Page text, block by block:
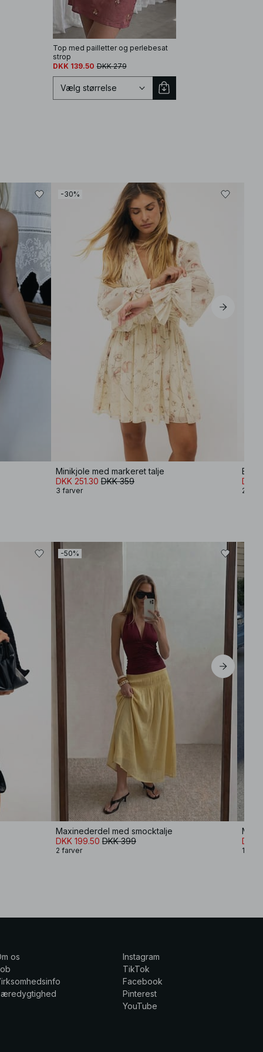
Top med pailletter og perlebesat
strop
DKK 139.50 DKK 279
EU 40
Vælg størrelse
-30%
Minikjole med markeret talje
DKK 251.30 DKK 359
3 farver
Bh-
DKK
2
-50%
Maxinederdel med smocktalje
DKK 199.50 DKK 399
2 farver
DKK
1
os
Instagram
TikTok
Facebook
Pinterest
YouTube